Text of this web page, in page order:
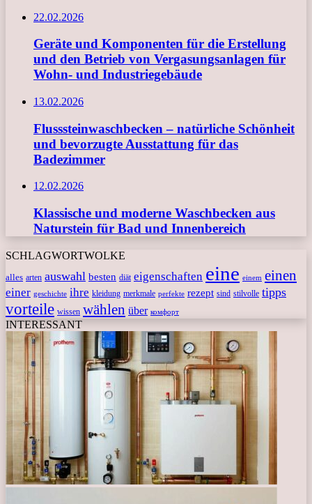
22.02.2026
Geräte und Komponenten für die Erstellung
und den Betrieb von Vergasungsanlagen für
Wohn- und Industriegebäude
13.02.2026
Flusssteinwaschbecken – natürliche Schönheit
und bevorzugte Ausstattung für das
Badezimmer
12.02.2026
Klassische und moderne Waschbecken aus
Naturstein für Bad und Innenbereich
SCHLAGWORTWOLKE
alles arten auswahl besten diät eigenschaften eine einem einen
einer geschichte ihre kleidung merkmale perfekte rezept sind stilvolle tipps
vorteile wissen wählen über комфорт
INTERESSANT